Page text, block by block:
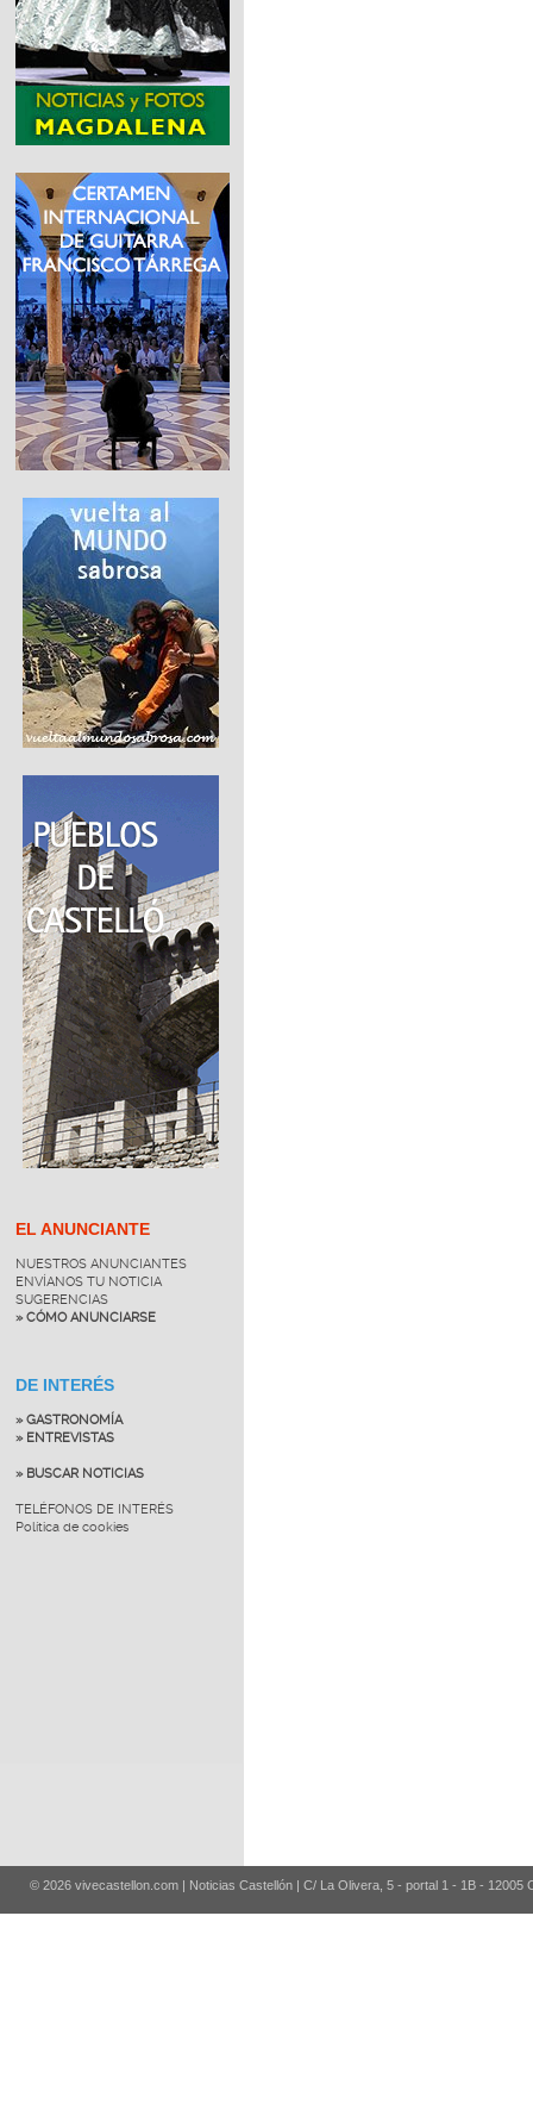
EL ANUNCIANTE
NUESTROS ANUNCIANTES
ENVÍANOS TU NOTICIA
SUGERENCIAS
» CÓMO ANUNCIARSE
DE INTERÉS
» GASTRONOMÍA
» ENTREVISTAS
» BUSCAR NOTICIAS
TELÉFONOS DE INTERÉS
Política de cookies
© 2026 vivecastellon.com | Noticias Castellón | C/ La Olivera, 5 - portal 1 - 1B - 12005